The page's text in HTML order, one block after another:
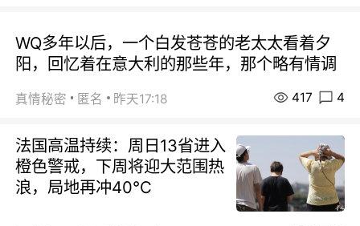
WQ多年以后，一个白发苍苍的老太太看着夕
阳，回忆着在意大利的那些年，那个略有情调
真情秘密 匿名 昨天17:18 417 4
法国高温持续：周日13省进入
橙色警戒，下周将迎大范围热
浪，局地再冲40℃